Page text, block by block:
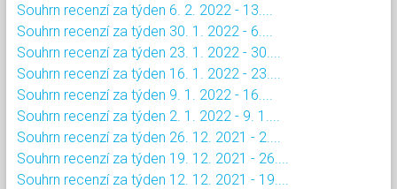
Souhrn recenzí za týden 6. 2. 2022 - 13....
Souhrn recenzí za týden 30. 1. 2022 - 6....
Souhrn recenzí za týden 23. 1. 2022 - 30....
Souhrn recenzí za týden 16. 1. 2022 - 23....
Souhrn recenzí za týden 9. 1. 2022 - 16....
Souhrn recenzí za týden 2. 1. 2022 - 9. 1....
Souhrn recenzí za týden 26. 12. 2021 - 2....
Souhrn recenzí za týden 19. 12. 2021 - 26....
Souhrn recenzí za týden 12. 12. 2021 - 19....